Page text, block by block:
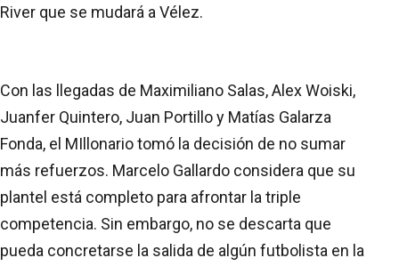
River que se mudará a Vélez.
Con las llegadas de Maximiliano Salas, Alex Woiski,
Juanfer Quintero, Juan Portillo y Matías Galarza
Fonda, el MIllonario tomó la decisión de no sumar
más refuerzos. Marcelo Gallardo considera que su
plantel está completo para afrontar la triple
competencia. Sin embargo, no se descarta que
pueda concretarse la salida de algún futbolista en la